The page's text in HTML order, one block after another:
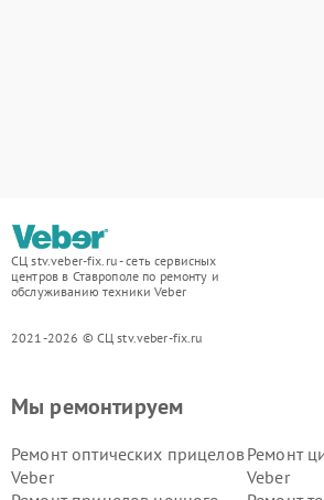
СЦ stv.veber-fix.ru - сеть сервисных
центров в Ставрополе по ремонту и
обслуживанию техники Veber
2021-2026 © СЦ stv.veber-fix.ru
Мы ремонтируем
Ремонт оптических прицелов
Veber
Ремонт
Veber